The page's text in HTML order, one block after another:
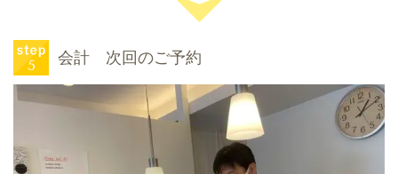
会計 次回のご予約